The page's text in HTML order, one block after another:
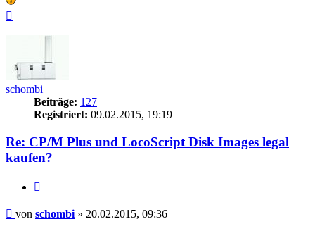
schombi
Beiträge: 127
Registriert: 09.02.2015, 19:19
Re: CP/M Plus und LocoScript Disk Images legal
kaufen?
Beitrag
von schombi » 20.02.2015, 09:36